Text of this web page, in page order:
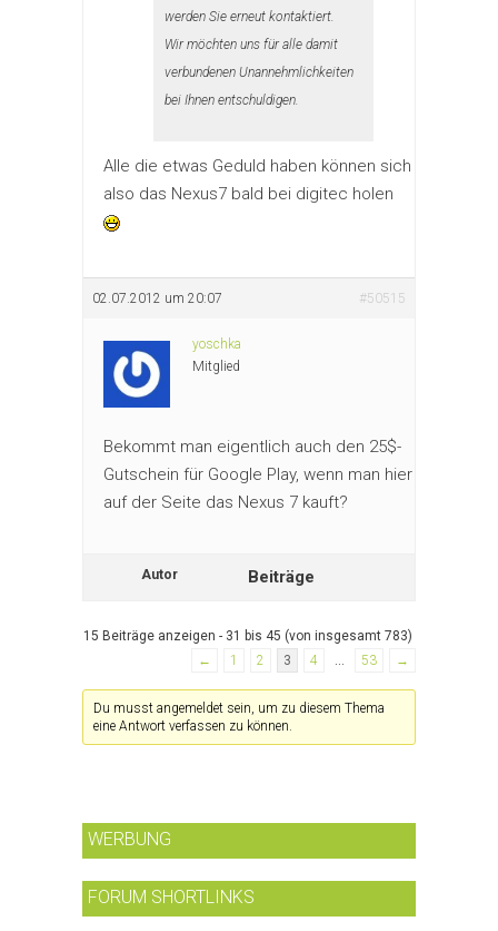
werden Sie erneut kontaktiert.
Wir möchten uns für alle damit
verbundenen Unannehmlichkeiten
bei Ihnen entschuldigen.
Alle die etwas Geduld haben können sich
also das Nexus7 bald bei digitec holen
02.07.2012 um 20:07 #50515
yoschka
Mitglied
Bekommt man eigentlich auch den 25$-
Gutschein für Google Play, wenn man hier
auf der Seite das Nexus 7 kauft?
Autor Beiträge
15 Beiträge anzeigen - 31 bis 45 (von insgesamt 783)
←
1 2 3 4 53 →
Du musst angemeldet sein, um zu diesem Thema
eine Antwort verfassen zu können.
WERBUNG
FORUM SHORTLINKS